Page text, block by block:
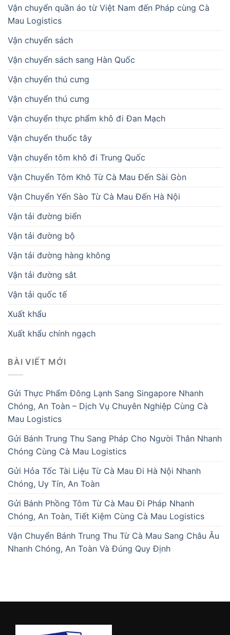
Vận chuyển quần áo từ Việt Nam đến Pháp cùng Cà
Mau Logistics
Vận chuyển sách
Vận chuyển sách sang Hàn Quốc
Vận chuyển thú cưng
Vận chuyển thú cưng
Vận chuyển thực phẩm khô đi Đan Mạch
Vận chuyển thuốc tây
Vận chuyển tôm khô đi Trung Quốc
Vận Chuyển Tôm Khô Từ Cà Mau Đến Sài Gòn
Vận Chuyển Yến Sào Từ Cà Mau Đến Hà Nội
Vận tải đường biển
Vận tải đường bộ
Vận tải đường hàng không
Vận tải đường sắt
Vận tải quốc tế
Xuất khẩu
Xuất khẩu chính ngạch
BÀI VIẾT MỚI
Gửi Thực Phẩm Đông Lạnh Sang Singapore Nhanh
Chóng, An Toàn – Dịch Vụ Chuyên Nghiệp Cùng Cà
Mau Logistics
Gửi Bánh Trung Thu Sang Pháp Cho Người Thân Nhanh
Chóng Cùng Cà Mau Logistics
Gửi Hỏa Tốc Tài Liệu Từ Cà Mau Đi Hà Nội Nhanh
Chóng, Uy Tín, An Toàn
Gửi Bánh Phồng Tôm Từ Cà Mau Đi Pháp Nhanh
Chóng, An Toàn, Tiết Kiệm Cùng Cà Mau Logistics
Vận Chuyển Bánh Trung Thu Từ Cà Mau Sang Châu Âu
Nhanh Chóng, An Toàn Và Đúng Quy Định